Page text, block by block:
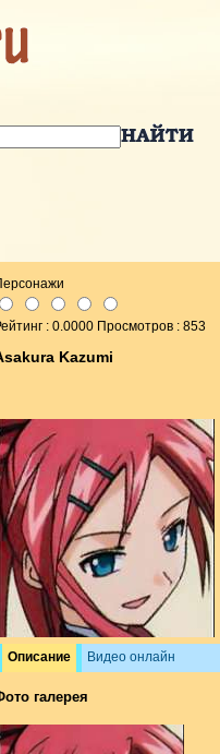
: 0.0000 Просмотров : 853
Kazumi
Описание Видео онлайн
галерея